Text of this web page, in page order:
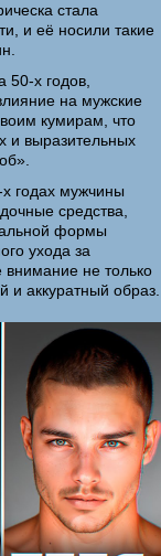
стала
и её носили такие
50-х годов,
на мужские
кумирам, что
и выразительных
годах мужчины
средства,
формы
ухода за
не только
и аккуратный образ.